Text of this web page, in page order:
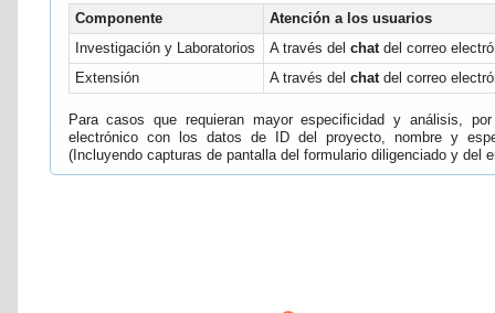
Componente
Atención a los usuarios
Investigación y Laboratorios
A través del chatdel correo
Extensión
A través del chatdel correo
Para casos que requieran mayor especificidad y análisis,
electrónico con los datos de ID del proyecto, nombre y
(Incluyendo capturas de pantalla del formulario diligenciado y del